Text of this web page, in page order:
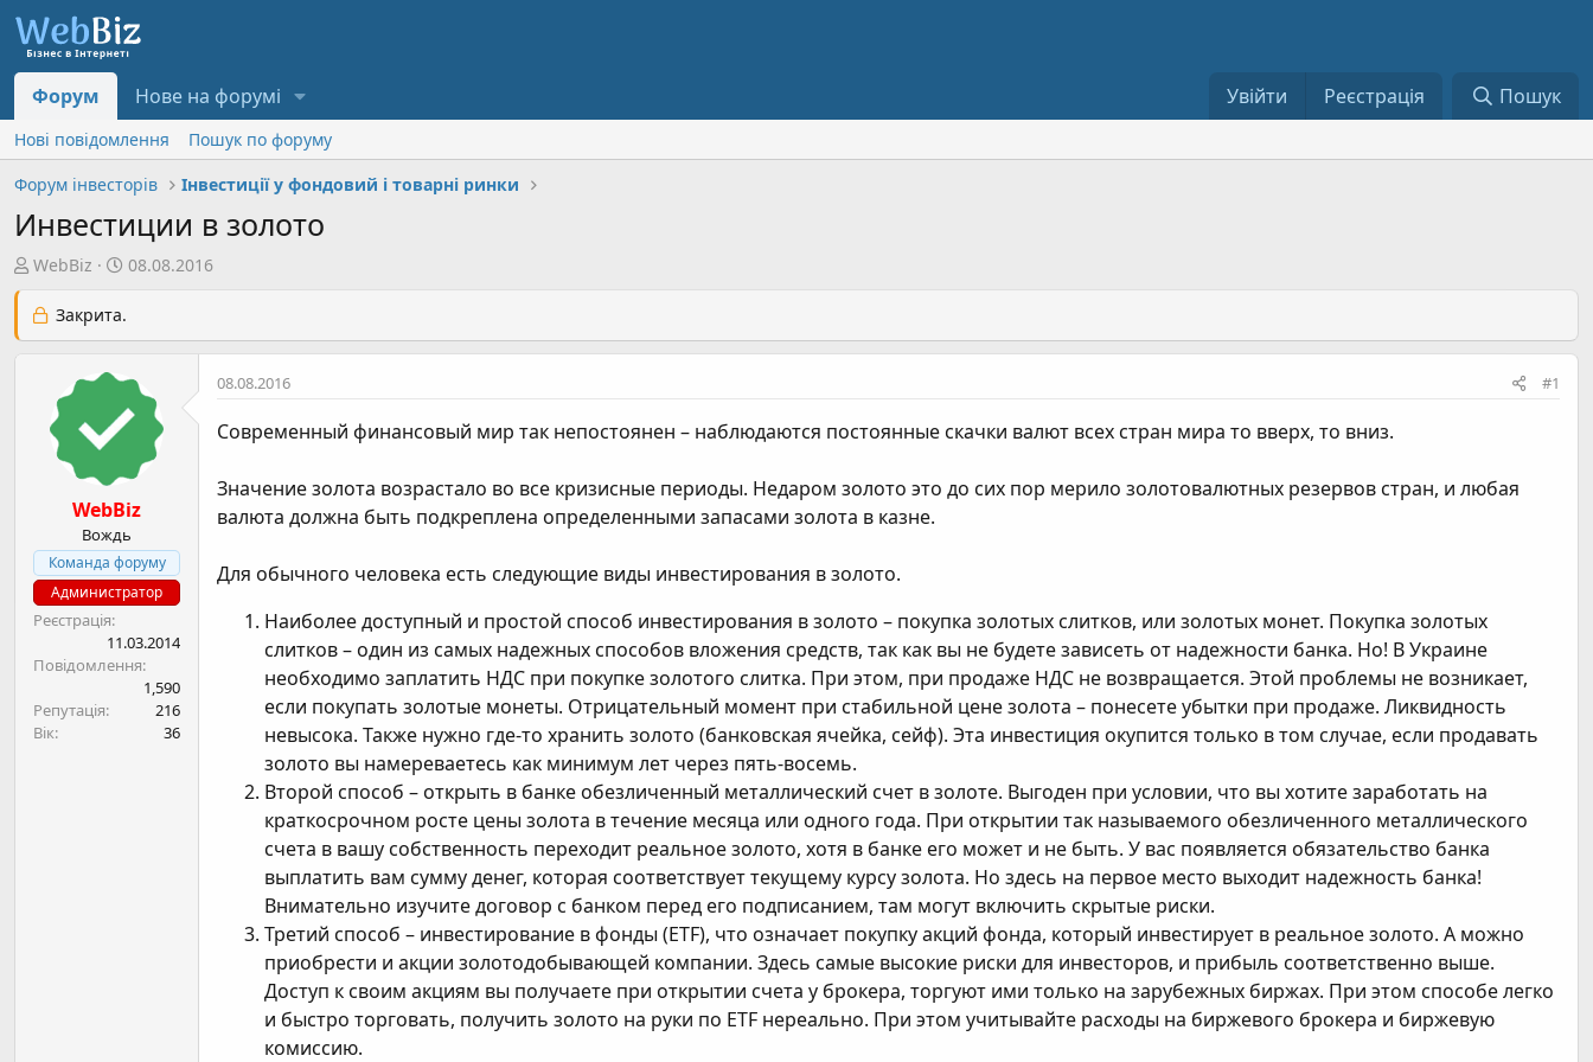
Форум Нове на форумі Увійти Реєстрація Пошук
Нові повідомлення
Пошук по форуму
Форум інвесторів
Інвестиції у фондовий і товарні ринки
Инвестиции в золото
А
т
о
WebBiz
Д
а
т
в
н
н
я
08.08.2016
Закрита.
WebBiz
Вождь
Команда форуму
Администратор
Реєстрація
11.03.2014
Повідомлення
1,590
Репутація
216
Вік
36
08.08.2016 #1
Современный финансовый мир так непостоянен – наблюдаются постоянные скачки валют всех стран мира то вверх, то вниз.
Значение золота возрастало во все кризисные периоды. Недаром золото это до сих пор мерило золотовалютных резервов стран, и любая
валюта должна быть подкреплена определенными запасами золота в казне.
Для обычного человека есть следующие виды инвестирования в золото.
Наиболее доступный и простой способ инвестирования в золото – покупка золотых слитков, или золотых монет. Покупка золотых
слитков – один из самых надежных способов вложения средств, так как вы не будете зависеть от надежности банка. Но! В Украине
необходимо заплатить НДС при покупке золотого слитка. При этом, при продаже НДС не возвращается. Этой проблемы не возникает,
если покупать золотые монеты. Отрицательный момент при стабильной цене золота – понесете убытки при продаже. Ликвидность
невысока. Также нужно где-то хранить золото (банковская ячейка, сейф). Эта инвестиция окупится только в том случае, если продавать
золото вы намереваетесь как минимум лет через пять-восемь.
Второй способ – открыть в банке обезличенный металлический счет в золоте. Выгоден при условии, что вы хотите заработать на
краткосрочном росте цены золота в течение месяца или одного года. При открытии так называемого обезличенного металлического
счета в вашу собственность переходит реальное золото, хотя в банке его может и не быть. У вас появляется обязательство банка
выплатить вам сумму денег, которая соответствует текущему курсу золота. Но здесь на первое место выходит надежность банка!
Внимательно изучите договор с банком перед его подписанием, там могут включить скрытые риски.
Третий способ – инвестирование в фонды (ETF), что означает покупку акций фонда, который инвестирует в реальное золото. А можно
приобрести и акции золотодобывающей компании. Здесь самые высокие риски для инвесторов, и прибыль соответственно выше.
Доступ к своим акциям вы получаете при открытии счета у брокера, торгуют ими только на зарубежных биржах. При этом способе легко
и быстро торговать, получить золото на руки по ETF нереально. При этом учитывайте расходы на биржевого брокера и биржевую
комиссию.